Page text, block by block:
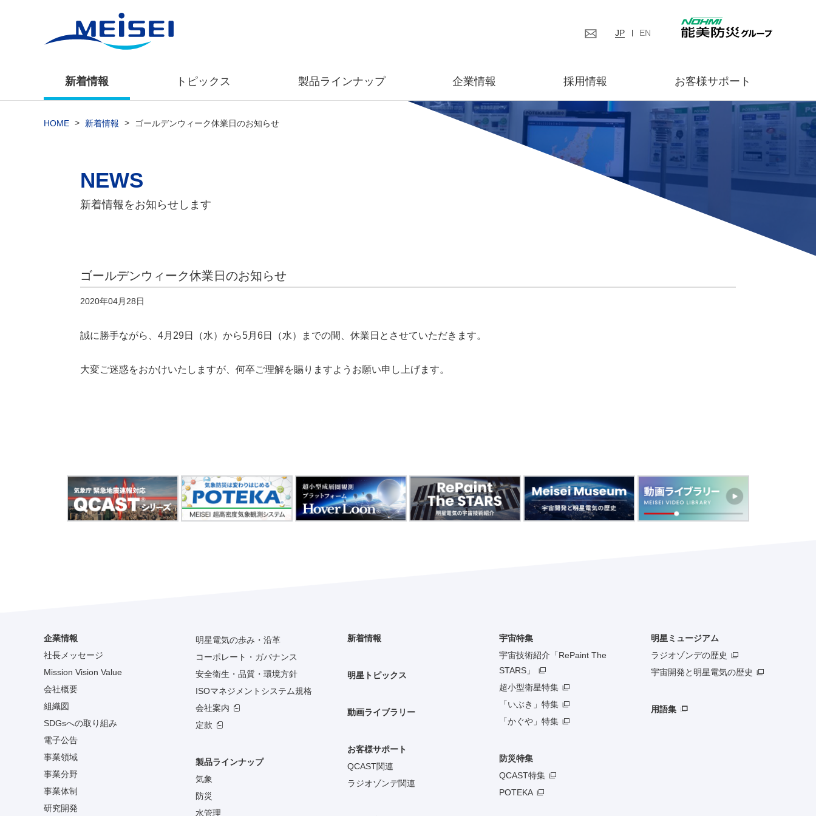
JP EN
新着情報 トピックス 製品ラインナップ 企業情報 採用情報 お客様サポート
HOME > 新着情報 > ゴールデンウィーク休業日のお知らせ
NEWS
新着情報をお知らせします
ゴールデンウィーク休業日のお知らせ
2020年04月28日
誠に勝手ながら、4月29日（水）から5月6日（水）までの間、休業日とさせていただきます。
大変ご迷惑をおかけいたしますが、何卒ご理解を賜りますようお願い申し上げます。
企業情報
社長メッセージ
Mission Vision Value
会社概要
組織図
SDGsへの取り組み
電子公告
事業領域
事業分野
事業体制
研究開発
明星電気の歩み・沿革
コーポレート・ガバナンス
安全衛生・品質・環境方針
ISOマネジメントシステム規格
会社案内
定款
製品ラインナップ
気象
防災
水管理
新着情報
明星トピックス
動画ライブラリー
お客様サポート
QCAST関連
ラジオゾンデ関連
宇宙特集
宇宙技術紹介「RePaint The
STARS」
超小型衛星特集
「いぶき」特集
「かぐや」特集
防災特集
QCAST特集
POTEKA
明星ミュージアム
ラジオゾンデの歴史
宇宙開発と明星電気の歴史
用語集